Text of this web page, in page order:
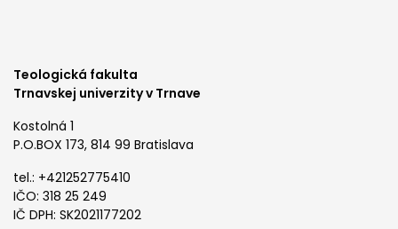
Teologická fakulta
Trnavskej univerzity v Trnave
Kostolná 1
P.O.BOX 173, 814 99 Bratislava
tel.: +421252775410
IČO: 318 25 249
IČ DPH: SK2021177202